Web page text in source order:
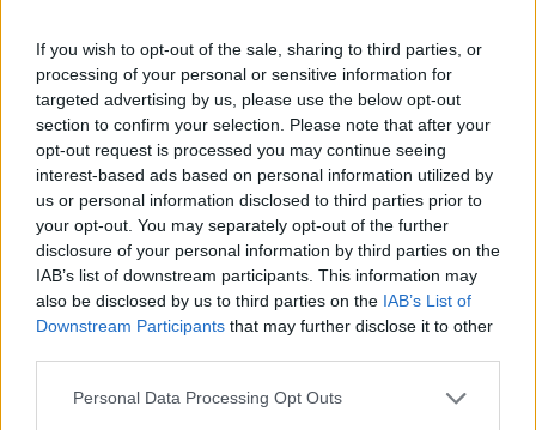
If you wish to opt-out of the sale, sharing to third parties, or
processing of your personal or sensitive information for
targeted advertising by us, please use the below opt-out
section to confirm your selection. Please note that after your
opt-out request is processed you may continue seeing
interest-based ads based on personal information utilized by
us or personal information disclosed to third parties prior to
your opt-out. You may separately opt-out of the further
disclosure of your personal information by third parties on the
IAB’s list of downstream participants. This information may
also be disclosed by us to third parties on the IAB’s List of
Downstream Participants that may further disclose it to other
Please note that this website/app uses one or more Google
Personal Data Processing Opt Outs
Meccs Center
Paris Saint-Germainvs
Manchester United
Felkészülési szezon 4. mérkőzés
Nya Ullevi, Göteborg
2026-08-08 17:00